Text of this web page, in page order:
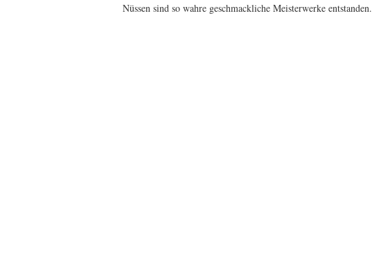
Nüssen sind so wahre geschmackliche Meisterwerke entstanden.